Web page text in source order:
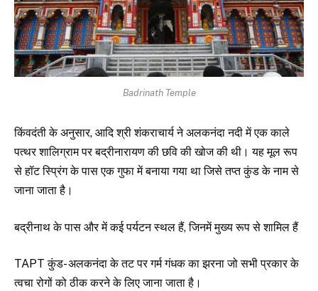
Badrinath Temple
किंवदंती के अनुसार, आदि श्री शंकराचार्य ने अलकनंदा नदी में एक काले
पत्थर शालिग्राम पर बद्रीनारायण की छवि की खोज की थी। यह मूल रूप
से हॉट स्प्रिंग के पास एक गुफा में बनाया गया था जिसे तप्त कुंड के नाम से
जाना जाता है।
बद्रीनाथ के पास और में कई पर्यटन स्थल हैं, जिनमें मुख्य रूप से शामिल हैं
TAPT कुंड- अलकनंदा के तट पर गर्म गंधक का झरना जो सभी प्रकार के
त्वचा रोगों को ठीक करने के लिए जाना जाता है।